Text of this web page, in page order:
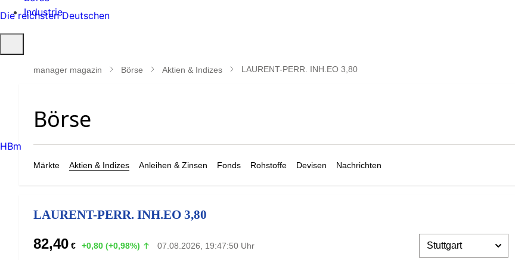
Industrie
öffnen
manager magazin Börse Aktien & Indizes LAURENT-PERR. INH.EO 3,80
Märkte Aktien & Indizes Anleihen & Zinsen Fonds Rohstoffe Devisen Nachrichten
LAURENT-PERR. INH.EO 3,80
82,40 € +0,80 (+0,98%) 07.08.2026, 19:47:50 Uhr
Die reichsten Deutschen
HBm